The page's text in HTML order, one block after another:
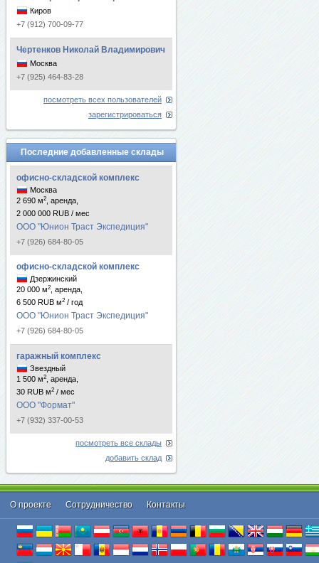
Киров
+7 (912) 700-09-77
Чертенков Николай Владимирович
Москва
+7 (925) 464-83-28
посмотреть всех пользователей
зарегистрироваться
Последние добавленные склады
офисно-складской комплекс
Москва
2 690 м2
, аренда,
2 000 000 RUB / мес
ООО "Юнион Траст Экспедиция"
+7 (926) 684-80-05
офисно-складской комплекс
Дзержинский
20 000 м2
, аренда,
6 500 RUB м2 / год
ООО "Юнион Траст Экспедиция"
+7 (926) 684-80-05
гаражный комплекс
Звездный
1 500 м2
, аренда,
30 RUB м2 / мес
ООО "Формат"
+7 (932) 337-00-53
посмотреть все склады
добавить склад
О проекте Cотрудничество Контакты